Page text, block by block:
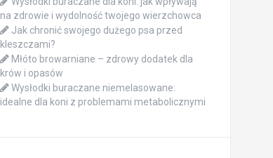
na zdrowie i wydolność twojego wierzchowca
Jak chronić swojego dużego psa przed
kleszczami?
Młóto browarniane – zdrowy dodatek dla
krów i opasów
Wysłodki buraczane niemelasowane:
idealne dla koni z problemami metabolicznymi